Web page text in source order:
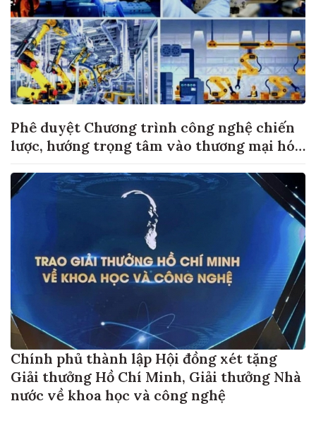
Phê duyệt Chương trình công nghệ chiến
lược, hướng trọng tâm vào thương mại hóa
Chính phủ thành lập Hội đồng xét tặng
Giải thưởng Hồ Chí Minh, Giải thưởng Nhà
nước về khoa học và công nghệ